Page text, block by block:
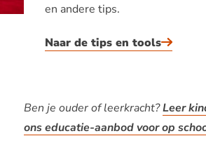
en andere tips.
Naar de tips en tools
Ben je ouder of leerkracht?Leer
ons educatie-aanbod voor op